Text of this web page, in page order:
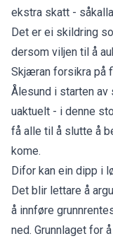
ekstra skatt -
Det er ei skildring
dersom viljen til å
Skjæran forsikra på
Ålesund i starten av
uaktuelt - i denne
få alle til å slutte å
kome.
Difor kan ein dipp i
Det blir lettare å
å innføre
ned. Grunnlaget for